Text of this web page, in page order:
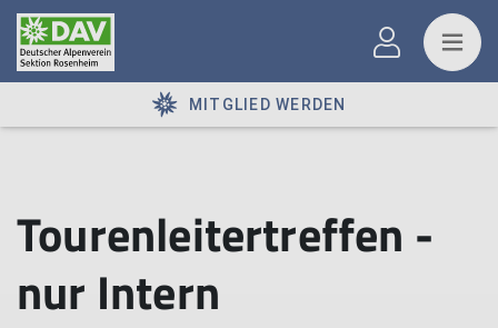
MITGLIED WERDEN
Tourenleitertreffen -
nur Intern